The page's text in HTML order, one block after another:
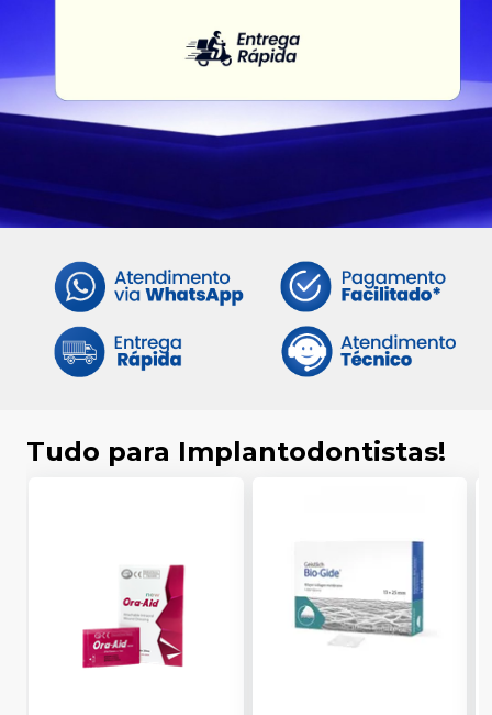
Tudo para Implantodontistas!